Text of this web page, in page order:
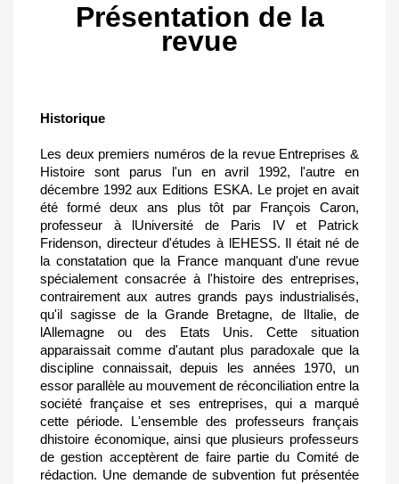
Présentation de la
revue
Historique
Les deux premiers numéros de la revue Entreprises &
Histoire sont parus l'un en avril 1992, l'autre en
décembre 1992 aux Editions ESKA. Le projet en avait
été formé deux ans plus tôt par François Caron,
professeur à lUniversité de Paris IV et Patrick
Fridenson, directeur d'études à lEHESS. Il était né de
la constatation que la France manquant d'une revue
spécialement consacrée à l'histoire des entreprises,
contrairement aux autres grands pays industrialisés,
qu'il sagisse de la Grande Bretagne, de lItalie, de
lAllemagne ou des Etats Unis. Cette situation
apparaissait comme d'autant plus paradoxale que la
discipline connaissait, depuis les années 1970, un
essor parallèle au mouvement de réconciliation entre la
société française et ses entreprises, qui a marqué
cette période. L'ensemble des professeurs français
dhistoire économique, ainsi que plusieurs professeurs
de gestion acceptèrent de faire partie du Comité de
rédaction. Une demande de subvention fut présentée